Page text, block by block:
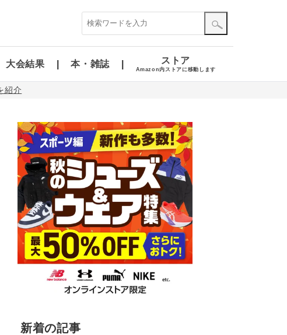
大会結果 本・雑誌 ストア
Amazon内ストアに移動します
紹介
新着の記事